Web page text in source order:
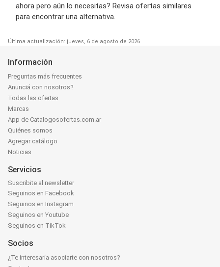
ahora pero aún lo necesitas? Revisa ofertas similares
para encontrar una alternativa.
Última actualización: jueves, 6 de agosto de 2026
Información
Preguntas más frecuentes
Anunciá con nosotros?
Todas las ofertas
Marcas
App de Catalogosofertas.com.ar
Quiénes somos
Agregar catálogo
Noticias
Servicios
Suscribite al newsletter
Seguinos en Facebook
Seguinos en Instagram
Seguinos en Youtube
Seguinos en TikTok
Socios
¿Te interesaría asociarte con nosotros?